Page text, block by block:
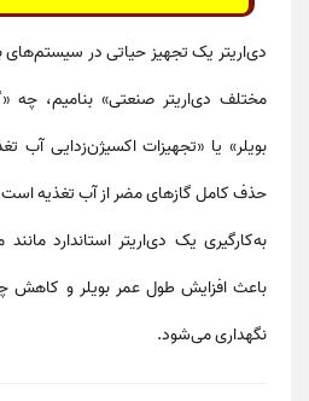
دی‌اریتر یکتجهیز حیاتیدر سیستم‌های
مختلف دی‌اریتر صنعتی» بنامیم، چه
بویلر»یا «تجهیزات اکسیژن‌زدایی آب
حذف کامل گازهای مضر از آب تغذیه
به‌کارگیری یک دی‌اریتر استاندارد
باعث افزایش طول عمر بویلر و کاهش
نگهداری می‌شود.